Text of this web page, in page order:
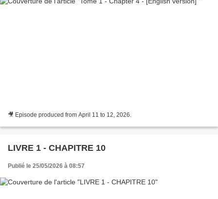
🎥 Episode produced from April 11 to 12, 2026.
LIVRE 1 - CHAPITRE 10
Publié le 25/05/2026 à 08:57